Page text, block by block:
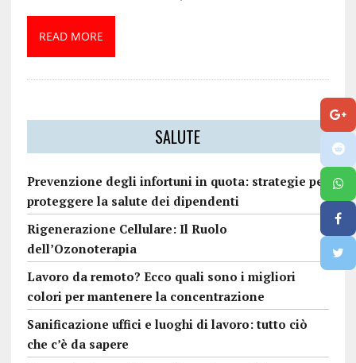
READ MORE
SALUTE
Prevenzione degli infortuni in quota: strategie per
proteggere la salute dei dipendenti
Rigenerazione Cellulare: Il Ruolo
dell’Ozonoterapia
Lavoro da remoto? Ecco quali sono i migliori
colori per mantenere la concentrazione
Sanificazione uffici e luoghi di lavoro: tutto ciò
che c’è da sapere